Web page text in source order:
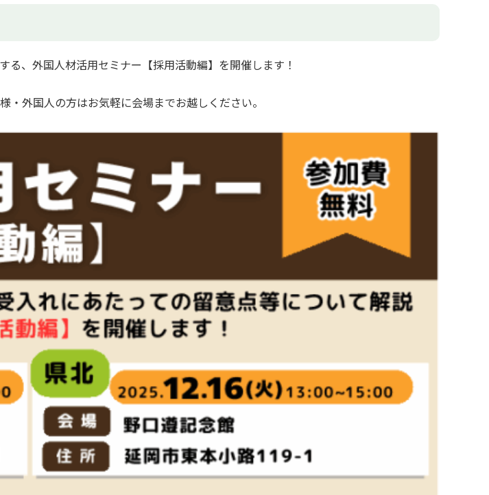
、外国人材活用セミナー【採用活動編】を開催します！
外国人の方はお気軽に会場までお越しください。